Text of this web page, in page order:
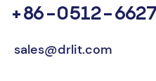
+86-0512-
sales@drlit.com